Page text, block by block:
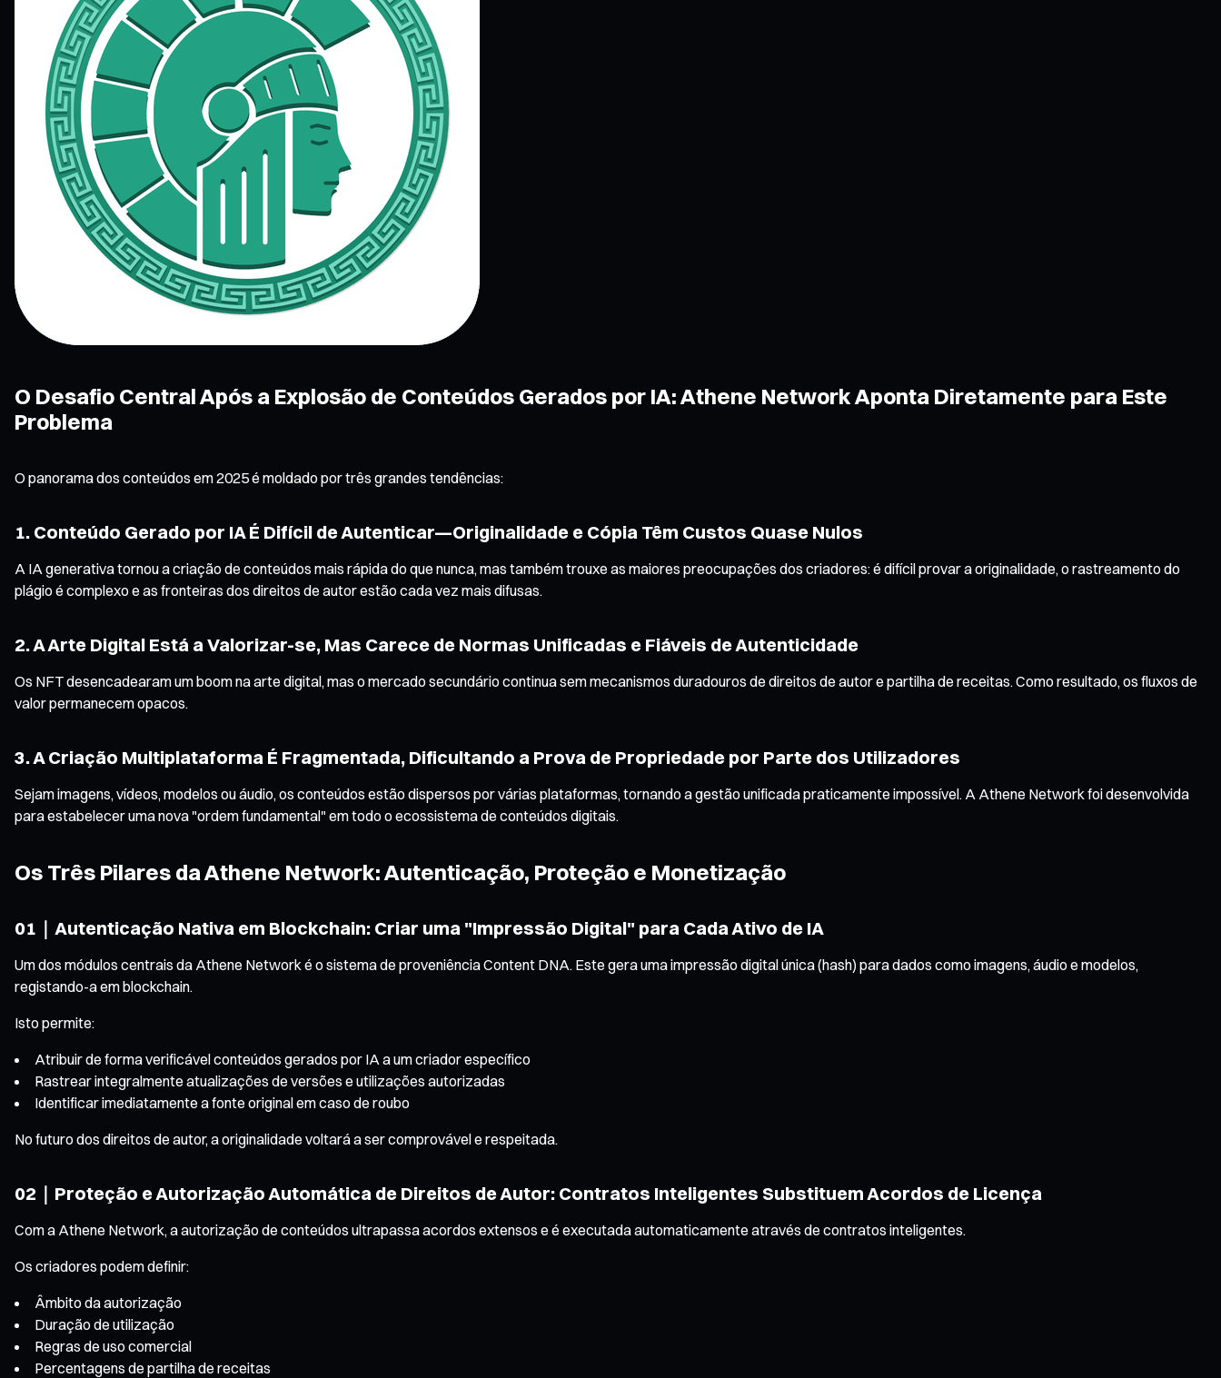
O Desafio Central Após a Explosão de Conteúdos Gerados por IA: Athene Network Aponta Diretamente para Este
Problema
O panorama dos conteúdos em 2025 é moldado por três grandes tendências:
1. Conteúdo Gerado por IA É Difícil de Autenticar—Originalidade e Cópia Têm Custos Quase Nulos
A IA generativa tornou a criação de conteúdos mais rápida do que nunca, mas também trouxe as maiores preocupações dos criadores: é difícil provar a originalidade, o rastreamento do
plágio é complexo e as fronteiras dos direitos de autor estão cada vez mais difusas.
2. A Arte Digital Está a Valorizar-se, Mas Carece de Normas Unificadas e Fiáveis de Autenticidade
Os NFT desencadearam um boom na arte digital, mas o mercado secundário continua sem mecanismos duradouros de direitos de autor e partilha de receitas. Como resultado, os fluxos de
valor permanecem opacos.
3. A Criação Multiplataforma É Fragmentada, Dificultando a Prova de Propriedade por Parte dos Utilizadores
Sejam imagens, vídeos, modelos ou áudio, os conteúdos estão dispersos por várias plataformas, tornando a gestão unificada praticamente impossível. A Athene Network foi desenvolvida
para estabelecer uma nova "ordem fundamental" em todo o ecossistema de conteúdos digitais.
Os Três Pilares da Athene Network: Autenticação, Proteção e Monetização
01｜Autenticação Nativa em Blockchain: Criar uma "Impressão Digital" para Cada Ativo de IA
Um dos módulos centrais da Athene Network é o sistema de proveniência Content DNA. Este gera uma impressão digital única (hash) para dados como imagens, áudio e modelos,
registando-a em blockchain.
Isto permite:
Atribuir de forma verificável conteúdos gerados por IA a um criador específico
Rastrear integralmente atualizações de versões e utilizações autorizadas
Identificar imediatamente a fonte original em caso de roubo
No futuro dos direitos de autor, a originalidade voltará a ser comprovável e respeitada.
02｜Proteção e Autorização Automática de Direitos de Autor: Contratos Inteligentes Substituem Acordos de Licença
Com a Athene Network, a autorização de conteúdos ultrapassa acordos extensos e é executada automaticamente através de contratos inteligentes.
Os criadores podem definir:
Âmbito da autorização
Duração de utilização
Regras de uso comercial
Percentagens de partilha de receitas